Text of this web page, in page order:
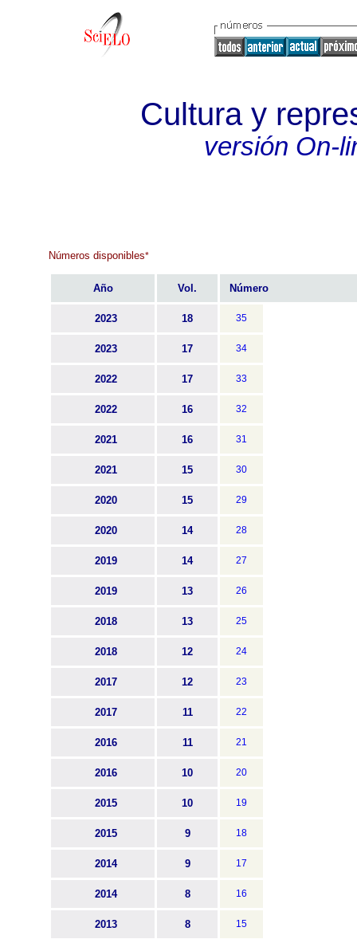
Cultura y
versión On-
Números disponibles*
Año Vol. Número
2023 18 35
2023 17 34
2022 17 33
2022 16 32
2021 16 31
2021 15 30
2020 15 29
2020 14 28
2019 14 27
2019 13 26
2018 13 25
2018 12 24
2017 12 23
2017 11 22
2016 11 21
2016 10 20
2015 10 19
2015 9 18
2014 9 17
2014 8 16
2013 8 15